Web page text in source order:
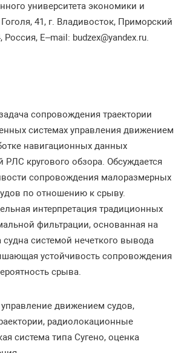
университета экономики и
41, г. Владивосток, Приморский
Россия, E–mail: budzex@yandex.ru.
сопровождения траектории
системах управления движением
навигационных данных
РЛС кругового обзора. Обсуждается
сопровождения малоразмерных
по отношению к срыву.
интерпретация традиционных
фильтрации, основанная на
системой нечеткого вывода
устойчивость сопровождения
срыва.
управление движением судов,
радиолокационные
система типа Сугено, оценка